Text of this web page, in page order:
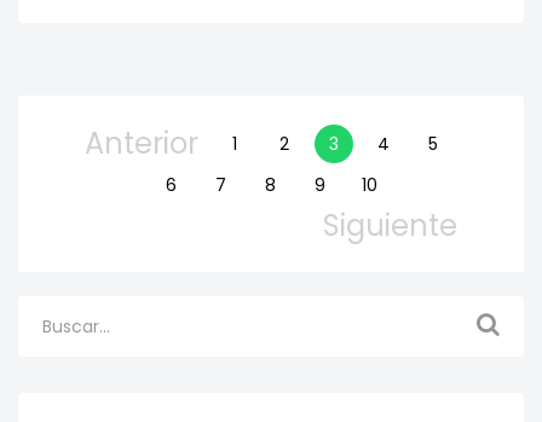
Anterior 1 2 3 4
5
6
7 8 9 10
Siguiente